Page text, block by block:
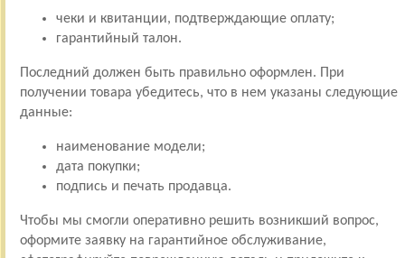
чеки и квитанции, подтверждающие оплату;
гарантийный талон.
Последний должен быть правильно оформлен. При
получении товара убедитесь, что в нем указаны следующие
данные:
наименование модели;
дата покупки;
подпись и печать продавца.
Чтобы мы смогли оперативно решить возникший вопрос,
оформите заявку на гарантийное обслуживание,